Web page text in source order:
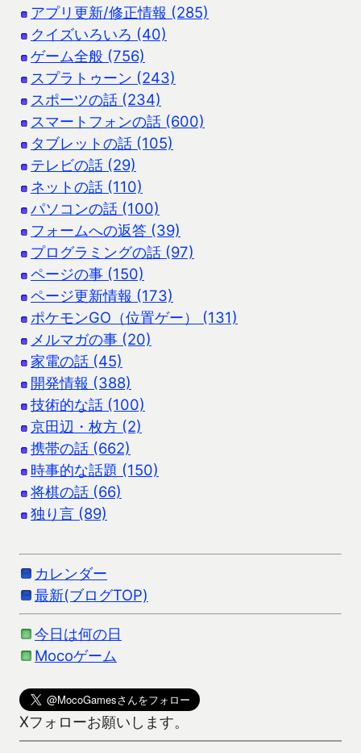
アプリ更新/修正情報 (285)
クイズいろいろ (40)
ゲーム全般 (756)
スプラトゥーン (243)
スポーツの話 (234)
スマートフォンの話 (600)
タブレットの話 (105)
テレビの話 (29)
ネットの話 (110)
パソコンの話 (100)
フォームへの返答 (39)
プログラミングの話 (97)
ページの事 (150)
ページ更新情報 (173)
ポケモンGO（位置ゲー） (131)
メルマガの事 (20)
家電の話 (45)
開発情報 (388)
技術的な話 (100)
京田辺・枚方 (2)
携帯の話 (662)
時事的な話題 (150)
将棋の話 (66)
独り言 (89)
カレンダー
最新(ブログTOP)
今日は何の日
Mocoゲーム
Xフォローお願いします。